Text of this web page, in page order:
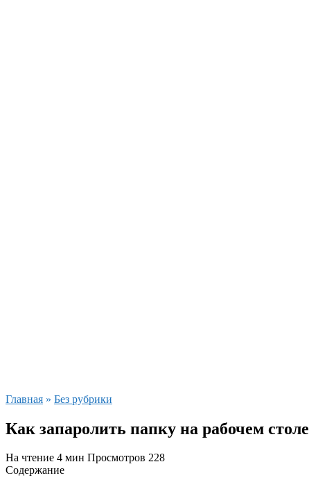
Главная » Без рубрики
Как запаролить папку на рабочем столе
На чтение 4 мин Просмотров 228
Содержание